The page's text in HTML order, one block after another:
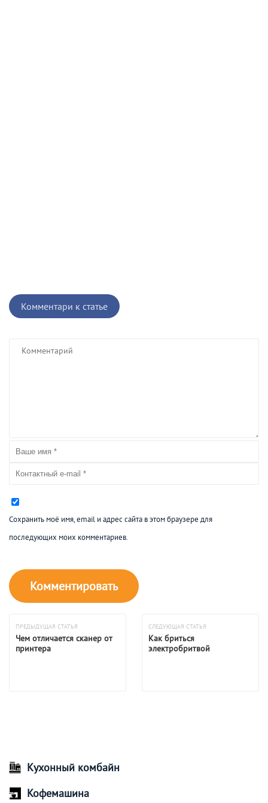
Комментари к статье
Сохранить моё имя, email и адрес сайта в этом браузере для
последующих моих комментариев.
ПРЕДЫДУЩАЯ СТАТЬЯ
Чем отличается сканер от
принтера
СЛЕДУЮЩАЯ СТАТЬЯ
Как бриться
электробритвой
Кухонный комбайн
Кофемашина